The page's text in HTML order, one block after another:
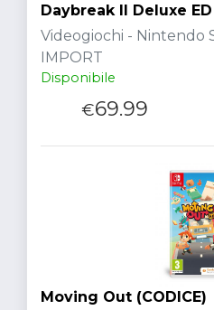
Daybreak II Deluxe ED
Videogiochi - Nintendo
IMPORT
Disponibile
€69.99
Moving Out (CODICE)